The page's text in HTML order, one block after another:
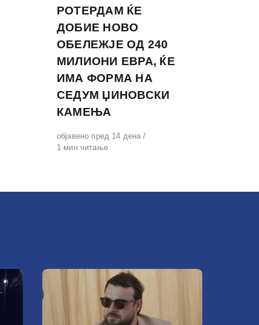
РОТЕРДАМ ЌЕ
ДОБИЕ НОВО
ОБЕЛЕЖЈЕ ОД 240
МИЛИОНИ ЕВРА, ЌЕ
ИМА ФОРМА НА
СЕДУМ ЏИНОВСКИ
КАМЕЊА
Објавено
на
објавено пред 14 дена
1 мин читање